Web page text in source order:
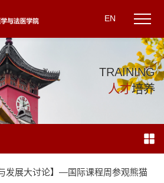
EN
TRAINING
人才培养
发展大讨论】—国际课程周参观熊猫